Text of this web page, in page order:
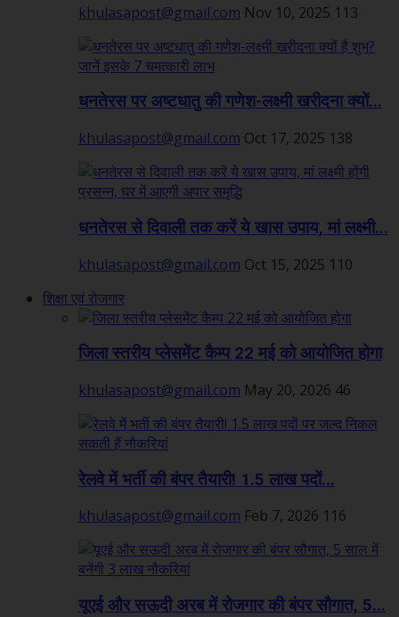
khulasapost@gmail.com Nov 10, 2025 113
धनतेरस पर अष्टधातु की गणेश-लक्ष्मी खरीदना क्यों...
khulasapost@gmail.com Oct 17, 2025 138
धनतेरस से दिवाली तक करें ये खास उपाय, मां लक्ष्मी...
khulasapost@gmail.com Oct 15, 2025 110
शिक्षा एवं रोजगार
जिला स्तरीय प्लेसमेंट कैम्प 22 मई को आयोजित होगा
khulasapost@gmail.com May 20, 2026 46
रेलवे में भर्ती की बंपर तैयारी! 1.5 लाख पदों...
khulasapost@gmail.com Feb 7, 2026 116
यूएई और सऊदी अरब में रोजगार की बंपर सौगात, 5...